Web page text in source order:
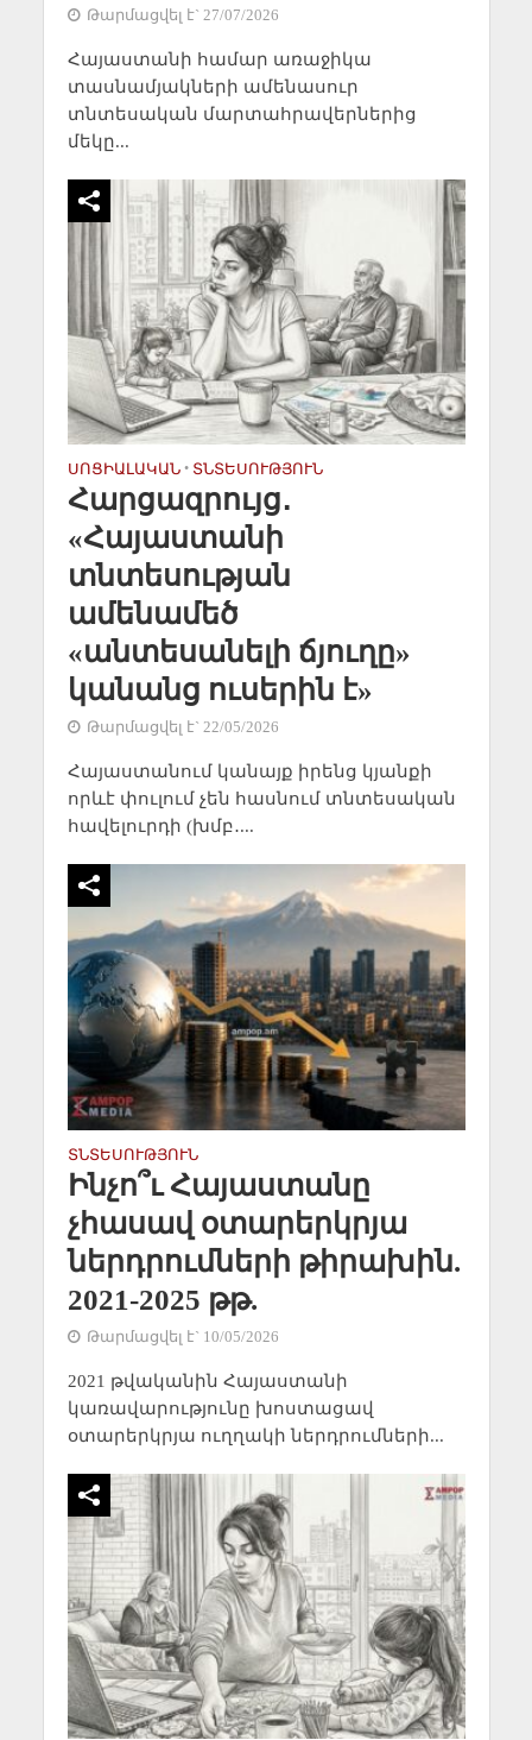
Թարմացվել է` 27/07/2026
Հայաստանի համար առաջիկա
տասնամյակների ամենասուր
տնտեսական մարտահրավերներից
մեկը...
ՍՈՑԻԱԼԱԿԱՆ • ՏՆՏԵՍՈՒԹՅՈՒՆ
Հարցազրույց․
«Հայաստանի
տնտեսության
ամենամեծ
«անտեսանելի ճյուղը»
կանանց ուսերին է»
Թարմացվել է` 22/05/2026
Հայաստանում կանայք իրենց կյանքի
որևէ փուլում չեն հասնում տնտեսական
հավելուրդի (խմբ․...
ՏՆՏԵՍՈՒԹՅՈՒՆ
Ինչո՞ւ Հայաստանը
չհասավ օտարերկրյա
ներդրումների թիրախին.
2021-2025 թթ.
Թարմացվել է` 10/05/2026
2021 թվականին Հայաստանի
կառավարությունը խոստացավ
օտարերկրյա ուղղակի ներդրումների...